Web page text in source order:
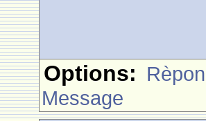
Options:
Message